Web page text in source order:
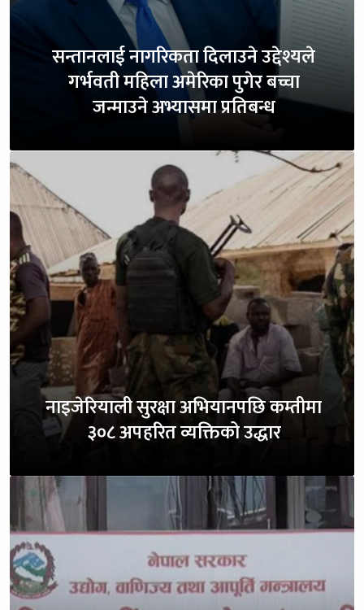
सन्तानलाई नागरिकता दिलाउने उद्देश्यले
गर्भवती महिला अमेरिका पुगेर बच्चा
जन्माउने अभ्यासमा प्रतिबन्ध
नाइजेरियाली सुरक्षा अभियानपछि कम्तीमा
३०८ अपहरित व्यक्तिको उद्धार